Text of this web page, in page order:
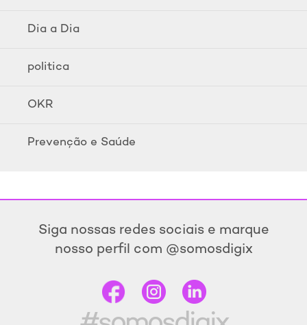
Dia a Dia
politica
OKR
Prevenção e Saúde
Siga nossas redes sociais e marque
nosso perfil com @somosdigix